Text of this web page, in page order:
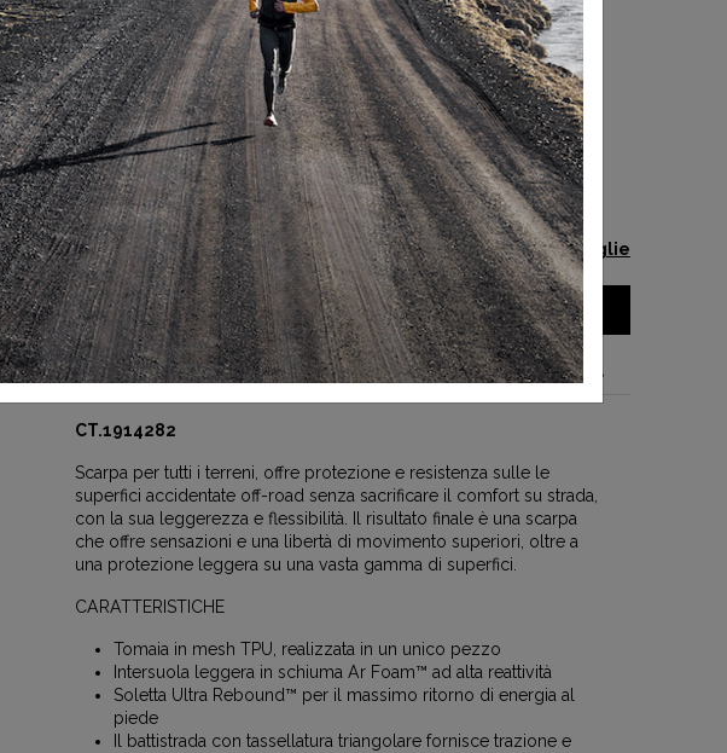
-50% -50%
SELEZIONA UNA TAGLIA
Guida alle taglie
AGGIUNGI AL CARRELLO
Specifiche del prodotto
CT.1914282
Scarpa per tutti i terreni, offre protezione e resistenza sulle le
superfici accidentate off-road senza sacrificare il comfort su strada,
con la sua leggerezza e flessibilità. Il risultato finale è una scarpa
che offre sensazioni e una libertà di movimento superiori, oltre a
una protezione leggera su una vasta gamma di superfici.
CARATTERISTICHE
Tomaia in mesh TPU, realizzata in un unico pezzo
Intersuola leggera in schiuma Ar Foam™ ad alta reattività
Soletta Ultra Rebound™ per il massimo ritorno di energia al
piede
Il battistrada con tassellatura triangolare fornisce trazione e